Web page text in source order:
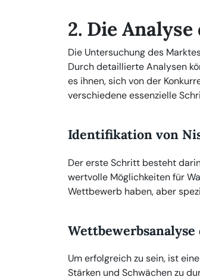
2. Die
Die Untersuchung des
Durch detaillierte Analysen
es ihnen, sich von der
verschiedene essenzielle
Identifikation von
Der erste Schritt besteht
wertvolle Möglichkeiten für
Wettbewerb haben, aber
Um erfolgreich zu sein, ist
Stärken und Schwächen zu